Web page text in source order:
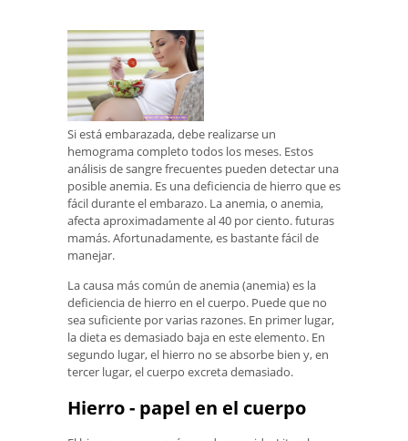
Si está embarazada, debe realizarse un
hemograma completo todos los meses. Estos
análisis de sangre frecuentes pueden detectar una
posible anemia. Es una deficiencia de hierro que es
fácil durante el embarazo. La anemia, o anemia,
afecta aproximadamente al 40 por ciento. futuras
mamás. Afortunadamente, es bastante fácil de
manejar.
La causa más común de anemia (anemia) es la
deficiencia de hierro en el cuerpo. Puede que no
sea suficiente por varias razones. En primer lugar,
la dieta es demasiado baja en este elemento. En
segundo lugar, el hierro no se absorbe bien y, en
tercer lugar, el cuerpo excreta demasiado.
Hierro - papel en el cuerpo